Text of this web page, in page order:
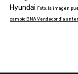
Hyundai Foto: la imagen
cambio BNA Vendedor dia